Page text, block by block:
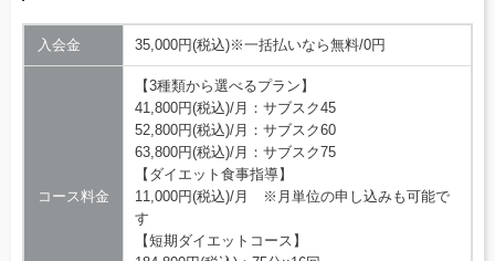
入会金 35,000円(税込)※一括払いなら無料/0円
コース料金
【3種類から選べるプラン】
41,800円(税込)/月：サブスク45
52,800円(税込)/月：サブスク60
63,800円(税込)/月：サブスク75
【ダイエット食事指導】
11,000円(税込)/月 ※月単位の申し込みも可能で
す
【短期ダイエットコース】